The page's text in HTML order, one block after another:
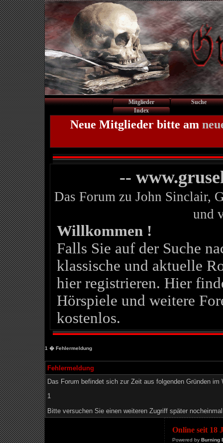
Mitglieder
Suche
Index
Neue Mitglieder bitte am
--
Das Forum zu John Sinclair,
und
Willkommen !
Falls Sie auf der Suche
klassische und aktuelle
hier registrieren. Hier
Hörspiele und weitere
kostenlos.
1 � Fehlermeldung
Fehlermeldung
Das Forum befindet sich zur Zeit aus folgenden Gründen im
1
Bitte versuchen Sie einen weiteren Zugriff später
Online seit 18
Powered by Burning